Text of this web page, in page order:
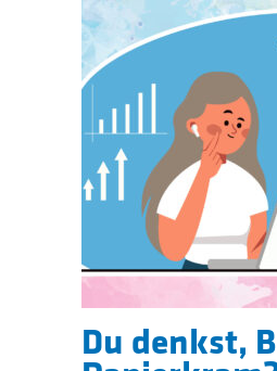
Du denkst,